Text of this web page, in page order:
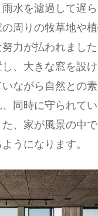
水を濾過して遅
周りの牧草地や
力が払われまし
、大きな窓を設け
ながら自然との
同時に守られて
、家が風景の中
うになります。